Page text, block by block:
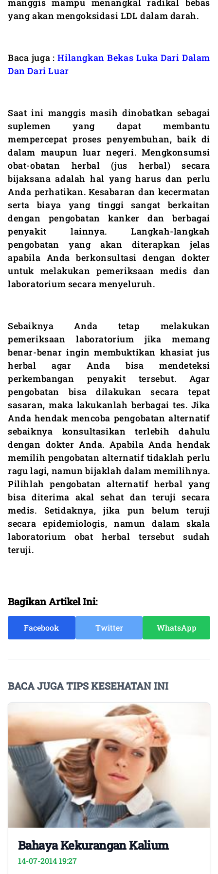
manggis mampu menangkal radikal bebas
yang akan mengoksidasi LDL dalam darah.
Baca juga :Hilangkan Bekas Luka Dari Dalam
Dan Dari Luar
Saat ini manggis masih dinobatkan sebagai
suplemen yang dapat membantu
mempercepat proses penyembuhan, baik di
dalam maupun luar negeri. Mengkonsumsi
obat-obatan herbal (jus herbal) secara
bijaksana adalah hal yang harus dan perlu
Anda perhatikan. Kesabaran dan kecermatan
serta biaya yang tinggi sangat berkaitan
dengan pengobatan kanker dan berbagai
penyakit lainnya. Langkah-langkah
pengobatan yang akan diterapkan jelas
apabila Anda berkonsultasi dengan dokter
untuk melakukan pemeriksaan medis dan
laboratorium secara menyeluruh.
Sebaiknya Anda tetap melakukan
pemeriksaan laboratorium jika memang
benar-benar ingin membuktikan khasiat jus
herbal agar Anda bisa mendeteksi
perkembangan penyakit tersebut. Agar
pengobatan bisa dilakukan secara tepat
sasaran, maka lakukanlah berbagai tes. Jika
Anda hendak mencoba pengobatan alternatif
sebaiknya konsultasikan terlebih dahulu
dengan dokter Anda. Apabila Anda hendak
memilih pengobatan alternatif tidaklah perlu
ragu lagi, namun bijaklah dalam memilihnya.
Pilihlah pengobatan alternatif herbal yang
bisa diterima akal sehat dan teruji secara
medis. Setidaknya, jika pun belum teruji
secara epidemiologis, namun dalam skala
laboratorium obat herbal tersebut sudah
teruji.
Bagikan Artikel Ini:
Facebook Twitter WhatsApp
BACA JUGA TIPS KESEHATAN INI
Bahaya Kekurangan Kalium
14-07-2014 19:27